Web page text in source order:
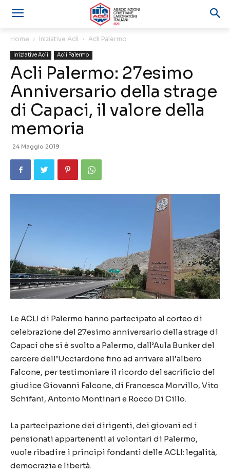
Home Iniziative Acli Acli Palermo
Iniziative Acli Acli Palermo
Acli Palermo: 27esimo
Anniversario della strage
di Capaci, il valore della
memoria
24 Maggio 2019
Le ACLI di Palermo hanno partecipato al corteo di
celebrazione del 27esimo anniversario della strage di
Capaci che si è svolto a Palermo, dall’Aula Bunker del
carcere dell’Ucciardone fino ad arrivare all’albero
Falcone, per testimoniare il ricordo del sacrificio del
giudice Giovanni Falcone, di Francesca Morvillo, Vito
Schifani, Antonio Montinari e Rocco Di Cillo.
La partecipazione dei dirigenti, dei giovani ed i
pensionati appartenenti ai volontari di Palermo,
vuole ribadire i principi fondanti delle ACLI: legalità,
democrazia e libertà.